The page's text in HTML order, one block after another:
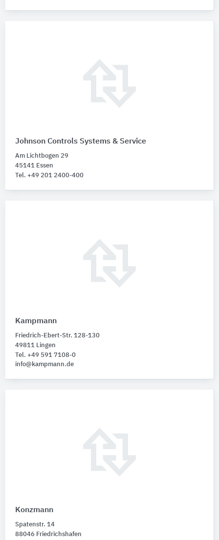
Johnson Controls Systems & Service
Am Lichtbogen 29
45141 Essen
Tel. +49 201 2400-400
Kampmann
Friedrich-Ebert-Str. 128-130
49811 Lingen
Tel. +49 591 7108-0
info@kampmann.de
Konzmann
Spatenstr. 14
88046 Friedrichshafen